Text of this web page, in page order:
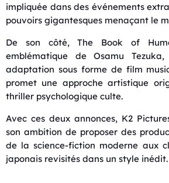
impliquée dans des événements
pouvoirs gigantesques menaçant le
De son côté, The Book of
emblématique deOsamu Tezuka,
adaptation sous forme de film
promet une approche artistique
thriller psychologique culte.
Avec ces deux annonces, K2
son ambition de proposer des
de la science-fiction moderne aux
japonais revisités dans un style inédit.